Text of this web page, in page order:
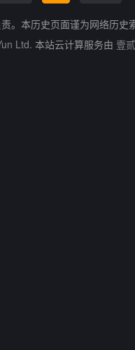
。本历史页面谨为网络历史
Ltd. 本站云计算服务由 壹